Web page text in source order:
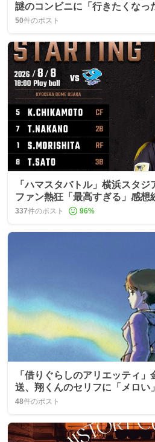
謎のコンビニに「行きたくなっ
50件のポスト
「ハマスタバトル」横浜スタジ
ファン熱狂「最高すぎる」感想
337件のポスト 96%
「借りぐらしのアリエッティ
送、翔くんのセリフに「メロい
題に
48件のポスト